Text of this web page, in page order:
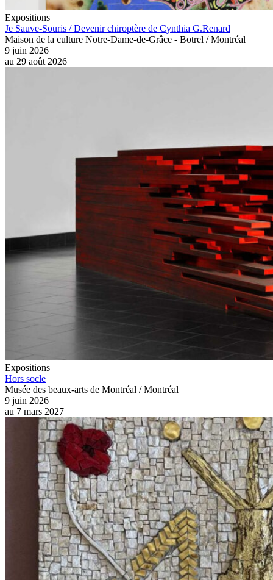
Expositions
Je Sauve-Souris / Devenir chiroptère de Cynthia G.Renard
Maison de la culture Notre-Dame-de-Grâce - Botrel / Montréal
9 juin 2026
au 29 août 2026
Expositions
Hors socle
Musée des beaux-arts de Montréal / Montréal
9 juin 2026
au 7 mars 2027